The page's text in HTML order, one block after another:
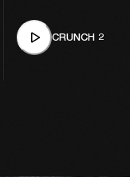
CRUNCH 2